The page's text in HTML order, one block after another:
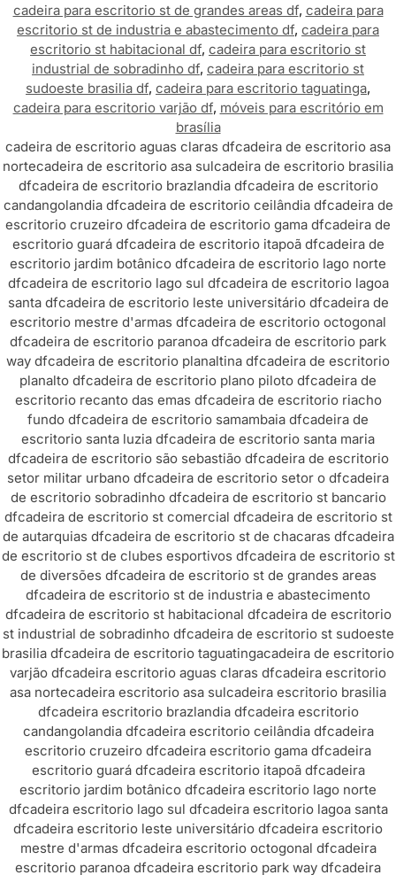
cadeira para escritorio st de grandes areas df, cadeira para
escritorio st de industria e abastecimento df, cadeira para
escritorio st habitacional df, cadeira para escritorio st
industrial de sobradinho df, cadeira para escritorio st
sudoeste brasilia df, cadeira para escritorio taguatinga,
cadeira para escritorio varjão df, móveis para escritório em
brasília
cadeira de escritorio aguas claras dfcadeira de escritorio asa
nortecadeira de escritorio asa sulcadeira de escritorio brasilia
dfcadeira de escritorio brazlandia dfcadeira de escritorio
candangolandia dfcadeira de escritorio ceilândia dfcadeira de
escritorio cruzeiro dfcadeira de escritorio gama dfcadeira de
escritorio guará dfcadeira de escritorio itapoã dfcadeira de
escritorio jardim botânico dfcadeira de escritorio lago norte
dfcadeira de escritorio lago sul dfcadeira de escritorio lagoa
santa dfcadeira de escritorio leste universitário dfcadeira de
escritorio mestre d'armas dfcadeira de escritorio octogonal
dfcadeira de escritorio paranoa dfcadeira de escritorio park
way dfcadeira de escritorio planaltina dfcadeira de escritorio
planalto dfcadeira de escritorio plano piloto dfcadeira de
escritorio recanto das emas dfcadeira de escritorio riacho
fundo dfcadeira de escritorio samambaia dfcadeira de
escritorio santa luzia dfcadeira de escritorio santa maria
dfcadeira de escritorio são sebastião dfcadeira de escritorio
setor militar urbano dfcadeira de escritorio setor o dfcadeira
de escritorio sobradinho dfcadeira de escritorio st bancario
dfcadeira de escritorio st comercial dfcadeira de escritorio st
de autarquias dfcadeira de escritorio st de chacaras dfcadeira
de escritorio st de clubes esportivos dfcadeira de escritorio st
de diversões dfcadeira de escritorio st de grandes areas
dfcadeira de escritorio st de industria e abastecimento
dfcadeira de escritorio st habitacional dfcadeira de escritorio
st industrial de sobradinho dfcadeira de escritorio st sudoeste
brasilia dfcadeira de escritorio taguatingacadeira de escritorio
varjão dfcadeira escritorio aguas claras dfcadeira escritorio
asa nortecadeira escritorio asa sulcadeira escritorio brasilia
dfcadeira escritorio brazlandia dfcadeira escritorio
candangolandia dfcadeira escritorio ceilândia dfcadeira
escritorio cruzeiro dfcadeira escritorio gama dfcadeira
escritorio guará dfcadeira escritorio itapoã dfcadeira
escritorio jardim botânico dfcadeira escritorio lago norte
dfcadeira escritorio lago sul dfcadeira escritorio lagoa santa
dfcadeira escritorio leste universitário dfcadeira escritorio
mestre d'armas dfcadeira escritorio octogonal dfcadeira
escritorio paranoa dfcadeira escritorio park way dfcadeira